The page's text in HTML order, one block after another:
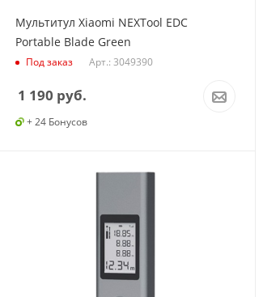
Мультитул Xiaomi NEXTool EDC
Portable Blade Green
Под заказ Арт.: 3049390
1 190 руб.
+ 24 Бонусов